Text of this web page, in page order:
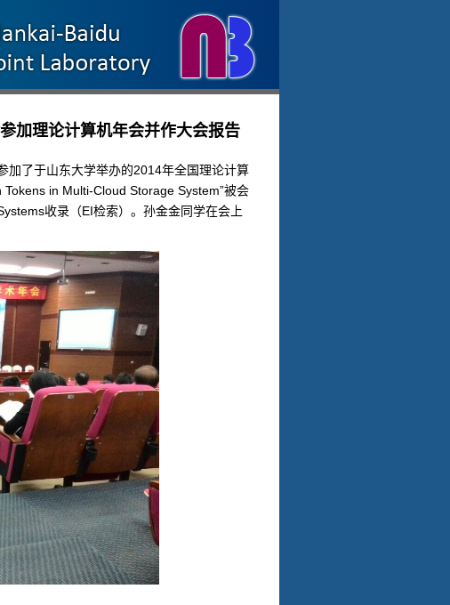
加理论计算机年会并作大会报告
了于山东大学举办的2014年全国理论计算
in Multi-Cloud Storage System”被会
收录（EI检索）。孙金金同学在会上